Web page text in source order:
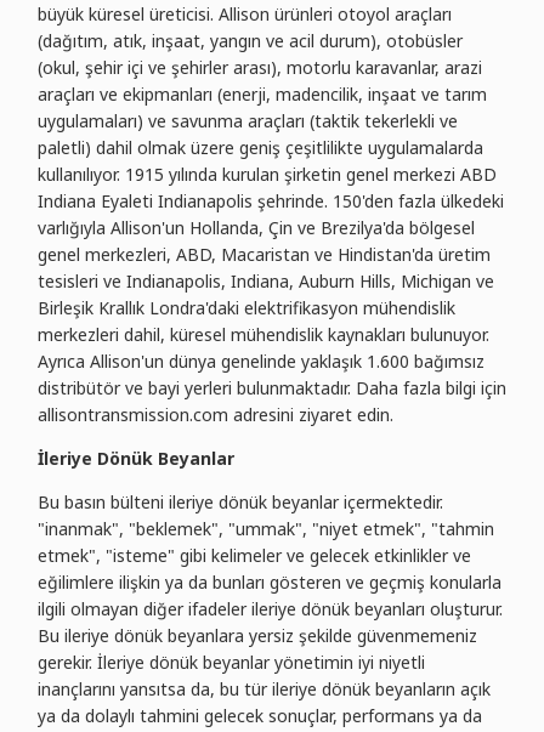
büyük küresel üreticisi. Allison ürünleri otoyol araçları
(dağıtım, atık, inşaat, yangın ve acil durum), otobüsler
(okul, şehir içi ve şehirler arası), motorlu karavanlar, arazi
araçları ve ekipmanları (enerji, madencilik, inşaat ve tarım
uygulamaları) ve savunma araçları (taktik tekerlekli ve
paletli) dahil olmak üzere geniş çeşitlilikte uygulamalarda
kullanılıyor. 1915 yılında kurulan şirketin genel merkezi ABD
Indiana Eyaleti Indianapolis şehrinde. 150'den fazla ülkedeki
varlığıyla Allison'un Hollanda, Çin ve Brezilya'da bölgesel
genel merkezleri, ABD, Macaristan ve Hindistan'da üretim
tesisleri ve Indianapolis, Indiana, Auburn Hills, Michigan ve
Birleşik Krallık Londra'daki elektrifikasyon mühendislik
merkezleri dahil, küresel mühendislik kaynakları bulunuyor.
Ayrıca Allison'un dünya genelinde yaklaşık 1.600 bağımsız
distribütör ve bayi yerleri bulunmaktadır. Daha fazla bilgi için
allisontransmission.com adresini ziyaret edin.
İleriye Dönük Beyanlar
Bu basın bülteni ileriye dönük beyanlar içermektedir.
"inanmak", "beklemek", "ummak", "niyet etmek", "tahmin
etmek", "isteme" gibi kelimeler ve gelecek etkinlikler ve
eğilimlere ilişkin ya da bunları gösteren ve geçmiş konularla
ilgili olmayan diğer ifadeler ileriye dönük beyanları oluşturur.
Bu ileriye dönük beyanlara yersiz şekilde güvenmemeniz
gerekir. İleriye dönük beyanlar yönetimin iyi niyetli
inançlarını yansıtsa da, bu tür ileriye dönük beyanların açık
ya da dolaylı tahmini gelecek sonuçlar, performans ya da